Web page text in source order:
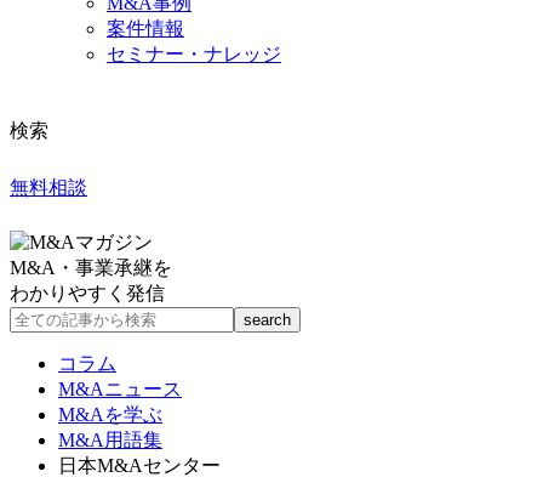
案件情報
セミナー・ナレッジ
検索
無料相談
M&A・事業承継を
わかりやすく発信
コラム
M&Aニュース
M&Aを学ぶ
M&A用語集
日本M&Aセンター